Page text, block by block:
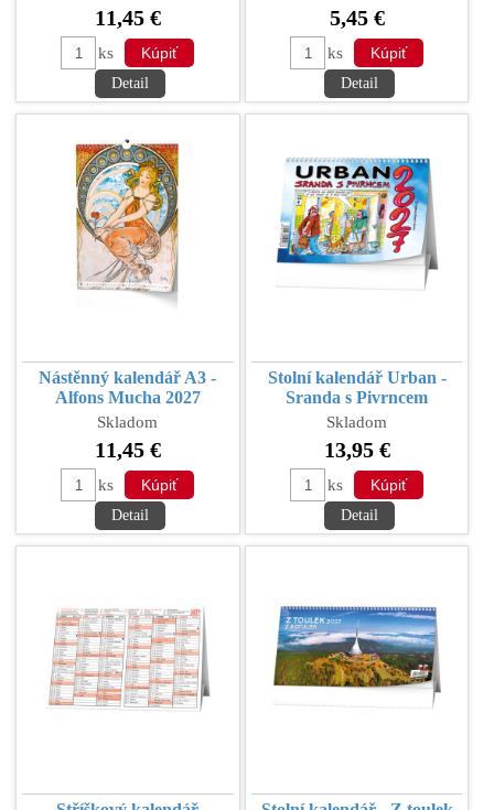
11,45 €
ks
Detail
5,45 €
ks
Detail
Nástěnný kalendář A3 -
Alfons Mucha 2027
Skladom
11,45 €
ks
Detail
Stolní kalendář Urban -
Sranda s Pivrncem
Skladom
13,95 €
ks
Detail